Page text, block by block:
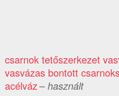
csarnok tetőszerkezet
vasvázas bontott
acélváz– használt